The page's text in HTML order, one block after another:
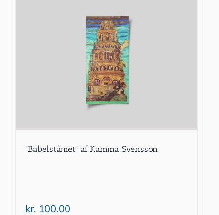
”Babelstårnet” af Kamma Svensson
kr. 100.00